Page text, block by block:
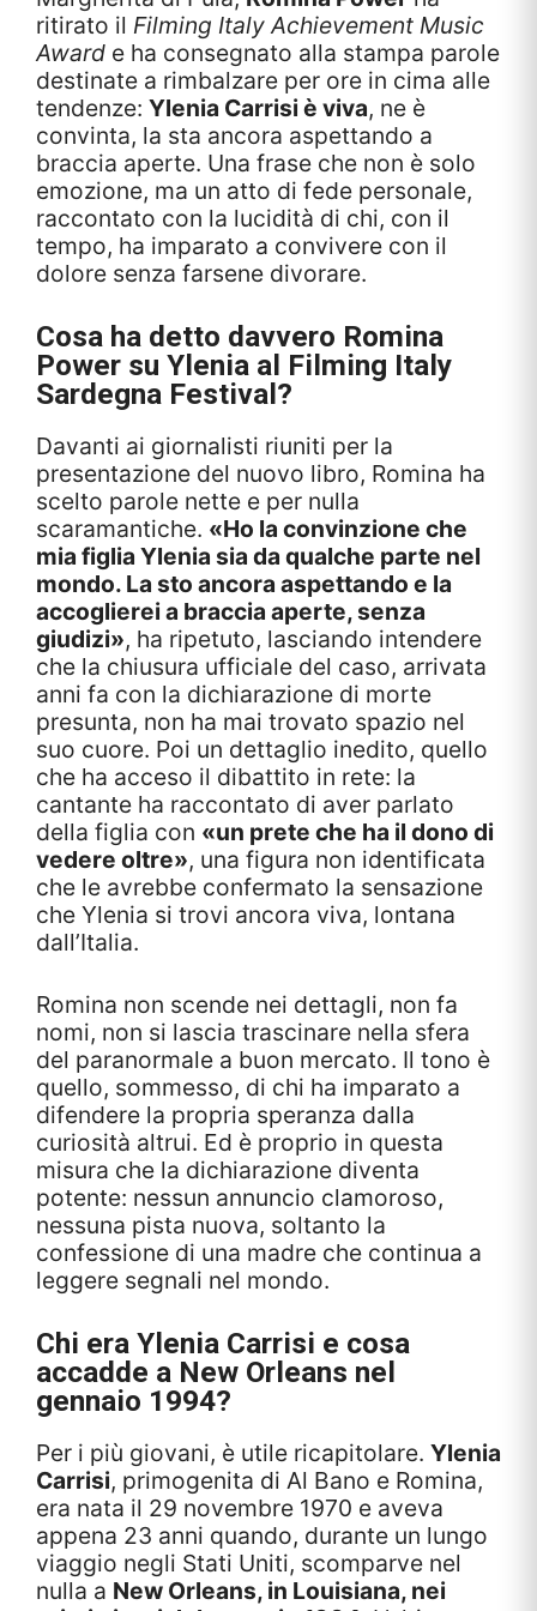
ritirato il Filming Italy Achievement Music
Award e ha consegnato alla stampa parole
destinate a rimbalzare per ore in cima alle
tendenze: Ylenia Carrisi è viva, ne è
convinta, la sta ancora aspettando a
braccia aperte. Una frase che non è solo
emozione, ma un atto di fede personale,
raccontato con la lucidità di chi, con il
tempo, ha imparato a convivere con il
dolore senza farsene divorare.
Cosa ha detto davvero Romina
Power su Ylenia al Filming Italy
Sardegna Festival?
Davanti ai giornalisti riuniti per la
presentazione del nuovo libro, Romina ha
scelto parole nette e per nulla
scaramantiche. «Ho la convinzione che
mia figlia Ylenia sia da qualche parte nel
mondo. La sto ancora aspettando e la
accoglierei a braccia aperte, senza
giudizi», ha ripetuto, lasciando intendere
che la chiusura ufficiale del caso, arrivata
anni fa con la dichiarazione di morte
presunta, non ha mai trovato spazio nel
suo cuore. Poi un dettaglio inedito, quello
che ha acceso il dibattito in rete: la
cantante ha raccontato di aver parlato
della figlia con «un prete che ha il dono di
vedere oltre», una figura non identificata
che le avrebbe confermato la sensazione
che Ylenia si trovi ancora viva, lontana
dall’Italia.
Romina non scende nei dettagli, non fa
nomi, non si lascia trascinare nella sfera
del paranormale a buon mercato. Il tono è
quello, sommesso, di chi ha imparato a
difendere la propria speranza dalla
curiosità altrui. Ed è proprio in questa
misura che la dichiarazione diventa
potente: nessun annuncio clamoroso,
nessuna pista nuova, soltanto la
confessione di una madre che continua a
leggere segnali nel mondo.
Chi era Ylenia Carrisi e cosa
accadde a New Orleans nel
gennaio 1994?
Per i più giovani, è utile ricapitolare. Ylenia
Carrisi, primogenita di Al Bano e Romina,
era nata il 29 novembre 1970 e aveva
appena 23 anni quando, durante un lungo
viaggio negli Stati Uniti, scomparve nel
nulla a New Orleans, in Louisiana, nei